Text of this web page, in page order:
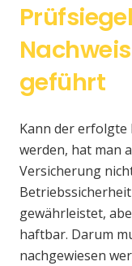
geführt
Kann der erfolgte
werden, hat man
Versicherung
gewährleistet,
haftbar. Darum
nachgewiesen